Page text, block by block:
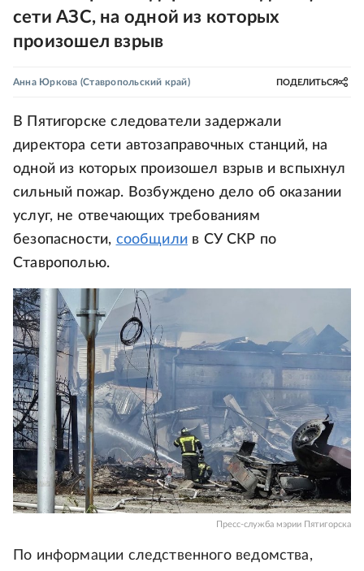
сети АЗС, на одной из которых
произошел взрыв
Анна Юркова (Ставропольский край) ПОДЕЛИТЬСЯ
В Пятигорске следователи задержали
директора сети автозаправочных станций, на
одной из которых произошел взрыв и вспыхнул
сильный пожар. Возбуждено дело об оказании
услуг, не отвечающих требованиям
безопасности, сообщилив СУ СКР по
Ставрополью.
Пресс-служба мэрии Пятигорска
По информации следственного ведомства,